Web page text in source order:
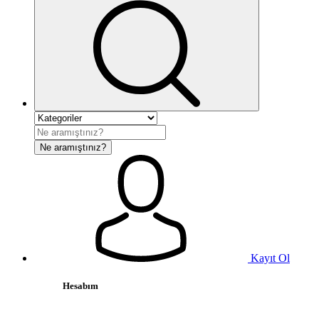
Ne aramıştınız?
Kayıt Ol
Hesabım